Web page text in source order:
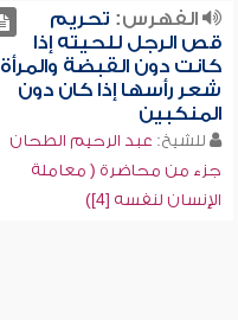
الفهرس: تحريم
قص الرجل للحيته إذا
كانت دون القبضة والمرأة
شعر رأسها إذا كان دون
المنكبين
للشيخ: عبد الرحيم الطحان
جزء من محاضرة ( معاملة
الإنسان لنفسه [4])